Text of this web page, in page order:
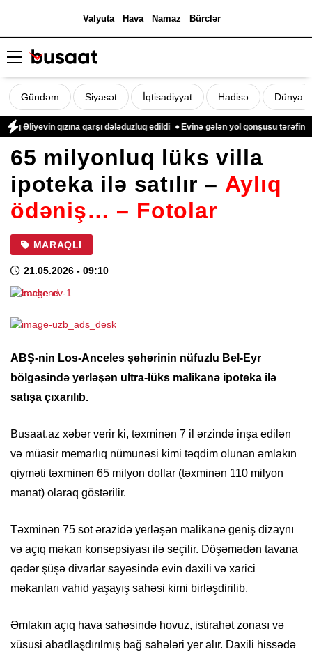
Valyuta Hava Namaz Bürclər
Gündəm Siyasət İqtisadiyyat Hadisə Dünya
qarşı dələduzluq edildi Evinə gələn yol qonşusu tərəfindən zəbt
65 milyonluq lüks villa
ipoteka ilə satılır – Aylıq
ödəniş… – Fotolar
MARAQLI
21.05.2026 - 09:10
ABŞ-nin Los-Anceles şəhərinin nüfuzlu Bel-Eyr
bölgəsində yerləşən ultra-lüks malikanə ipoteka ilə
satışa çıxarılıb.
Busaat.az xəbər verir ki, təxminən 7 il ərzində inşa edilən
və müasir memarlıq nümunəsi kimi təqdim olunan əmlakın
qiyməti təxminən 65 milyon dollar (təxminən 110 milyon
manat) olaraq göstərilir.
Təxminən 75 sot ərazidə yerləşən malikanə geniş dizaynı
və açıq məkan konsepsiyası ilə seçilir. Döşəmədən tavana
qədər şüşə divarlar sayəsində evin daxili və xarici
məkanları vahid yaşayış sahəsi kimi birləşdirilib.
Əmlakın açıq hava sahəsində hovuz, istirahət zonası və
xüsusi abadlaşdırılmış bağ sahələri yer alır. Daxili hissədə